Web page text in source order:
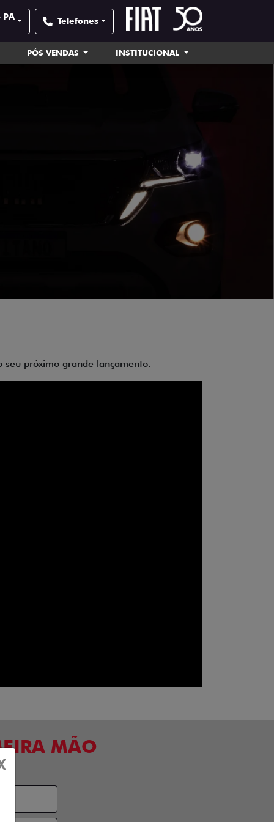
PA Telefones
PÓS VENDAS INSTITUCIONAL
próximo grande lançamento.
MÃO